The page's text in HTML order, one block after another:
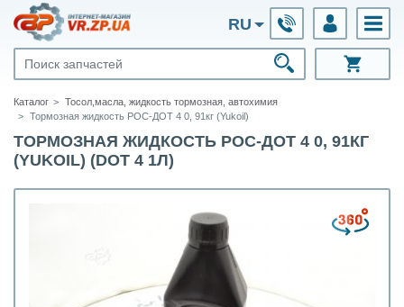
RU
Каталог
Тосол,масла, жидкость тормозная, автохимия
Тормозная жидкость РОС-ДОТ 4 0, 91кг (Yukoil)
ТОРМОЗНАЯ ЖИДКОСТЬ РОС-ДОТ 4 0, 91КГ
(YUKOIL) (DOT 4 1Л)